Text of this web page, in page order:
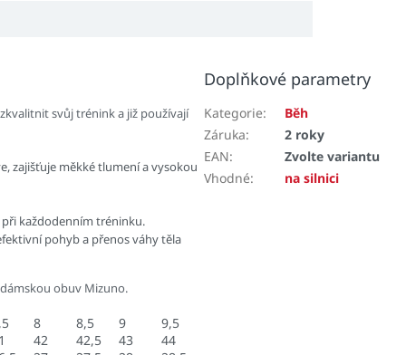
svůj trénink a již používají
zajišťuje měkké tlumení a vysokou
při každodenním tréninku.
pohyb a přenos váhy těla
obuv Mizuno.
8 8,5 9
9,5
42 42,5 43
44
Doplňkové parametry
Kategorie:
Běh
Záruka:
2 roky
EAN:
Zvolte variantu
Vhodné: na silnici